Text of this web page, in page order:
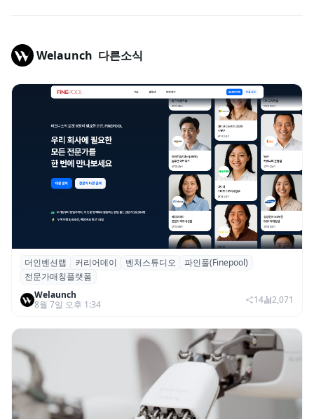
Welaunch 다른소식
더인벤션랩·커리어데이, 스타트업 전문가 매
칭 플랫폼 ‘파인풀’ 출시
더인벤션랩 커리어데이 벤처스튜디오
파인풀(Finepool)
전문가매칭플랫폼
Welaunch
8월 7일 오후 1:34
14 2,071